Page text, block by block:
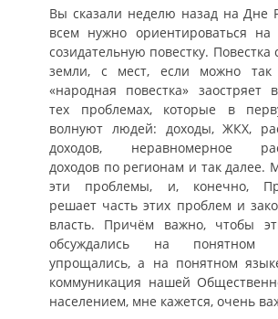
Вы сказали неделю назад на Дне
всем нужно ориентироваться на
созидательную повестку. Повестка
земли, с мест, если можно так
«народная повестка» заостряет
тех проблемах, которые в
волнуют людей: доходы, ЖКХ,
доходов, неравномерное
доходов по регионам и так далее.
эти проблемы, и, конечно,
решает часть этих проблем и
власть. Причём важно, чтобы
обсуждались на понятном
упрощались, а на понятном
коммуникация нашей
населением, мне кажется, очень